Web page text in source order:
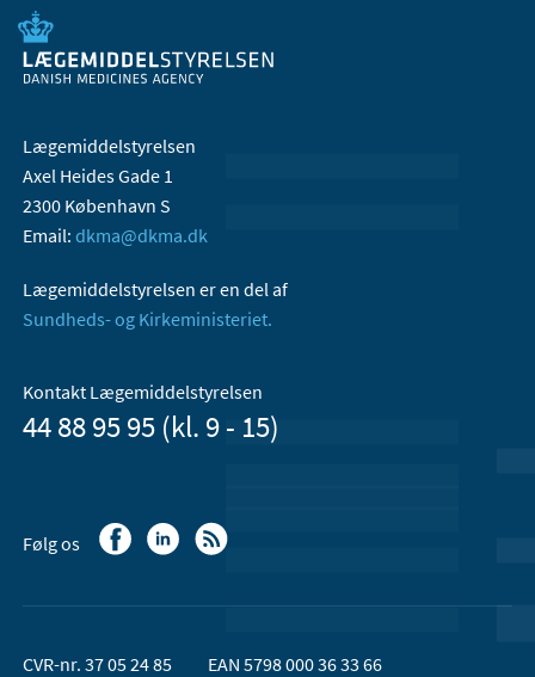
Lægemiddelstyrelsen
Axel Heides Gade 1
2300 København S
Email: dkma@dkma.dk
Lægemiddelstyrelsen er en del af
Sundheds- og Kirkeministeriet.
Kontakt Lægemiddelstyrelsen
44 88 95 95 (kl. 9 - 15)
Følg os
CVR-nr. 37 05 24 85 EAN 5798 000 36 33 66